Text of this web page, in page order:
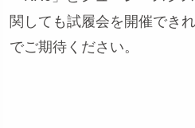
関しても試履会を開催でき
でご期待ください。